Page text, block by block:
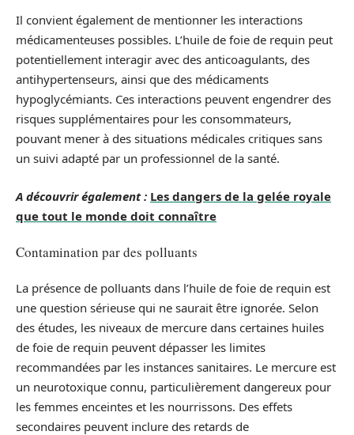
Il convient également de mentionner les interactions
médicamenteuses possibles. L’huile de foie de requin peut
potentiellement interagir avec des anticoagulants, des
antihypertenseurs, ainsi que des médicaments
hypoglycémiants. Ces interactions peuvent engendrer des
risques supplémentaires pour les consommateurs,
pouvant mener à des situations médicales critiques sans
un suivi adapté par un professionnel de la santé.
A découvrir également : Les dangers de la gelée royale
que tout le monde doit connaître
Contamination par des polluants
La présence de polluants dans l’huile de foie de requin est
une question sérieuse qui ne saurait être ignorée. Selon
des études, les niveaux de mercure dans certaines huiles
de foie de requin peuvent dépasser les limites
recommandées par les instances sanitaires. Le mercure est
un neurotoxique connu, particulièrement dangereux pour
les femmes enceintes et les nourrissons. Des effets
secondaires peuvent inclure des retards de